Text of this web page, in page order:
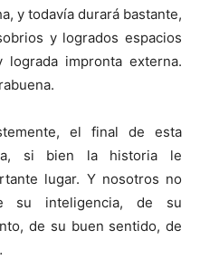
y todavía durará bastante,
y logrados espacios
impronta externa.
el final de esta
si bien la historia le
lugar. Y nosotros no
su inteligencia, de su
de su buen sentido, de